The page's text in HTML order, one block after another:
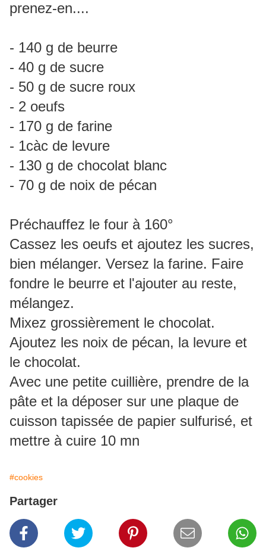
prenez-en....
- 140 g de beurre
- 40 g de sucre
- 50 g de sucre roux
- 2 oeufs
- 170 g de farine
- 1càc de levure
- 130 g de chocolat blanc
- 70 g de noix de pécan
Préchauffez le four à 160°
Cassez les oeufs et ajoutez les sucres,
bien mélanger. Versez la farine. Faire
fondre le beurre et l'ajouter au reste,
mélangez.
Mixez grossièrement le chocolat.
Ajoutez les noix de pécan, la levure et
le chocolat.
Avec une petite cuillière, prendre de la
pâte et la déposer sur une plaque de
cuisson tapissée de papier sulfurisé, et
mettre à cuire 10 mn
#cookies
Partager